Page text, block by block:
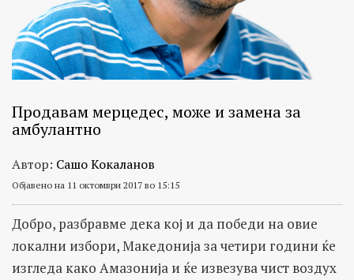
Продавам мерцедес, може и замена за
амбулантно
Автор: Сашо Кокаланов
Објавено на 11 октомври 2017 во 15:15
Добро, разбравме дека кој и да победи на овие
локални избори, Македонија за четири години ќе
изгледа како Амазонија и ќе извезува чист воздух